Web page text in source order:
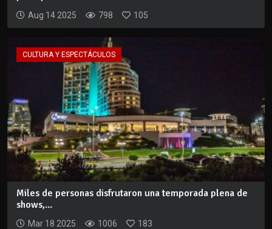
Aug 14 2025 798 105
CULTURA Y ESPECTÁCULOS
Miles de personas disfrutaron una temporada plena de
shows,...
Mar 18 2025 1006 183